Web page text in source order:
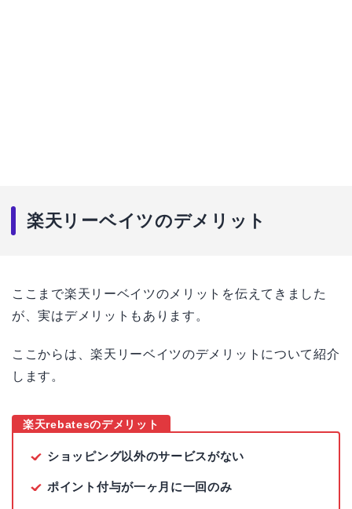
楽天リーベイツのデメリット
ここまで楽天リーベイツのメリットを伝えてきました
が、実はデメリットもあります。
ここからは、楽天リーベイツのデメリットについて紹介
します。
楽天rebatesのデメリット
ショッピング以外のサービスがない
ポイント付与が一ヶ月に一回のみ